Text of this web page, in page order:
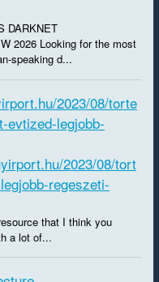
DARKNET
2026 Looking for the most
speaking d...
evtized-legjobb-
2023/08/tort
regeszeti-
that I think you
a lot of...